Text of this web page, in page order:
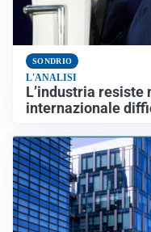
SONDRIO
L'ANALISI
L’industria resiste
internazionale